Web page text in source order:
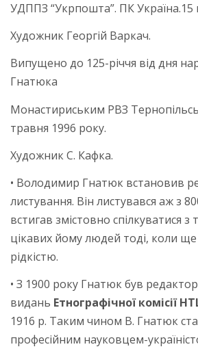
УДППЗ “Укрпошта”. ПК Україна.15
Художник Георгій Варкач.
Випущено до 125-річчя від дня
Гнатюка
Монастириським РВЗ
травня 1996 року.
Художник С. Кафка.
• Володимир Гнатюк встановив
листування. Він листувався аж з
встигав змістовно спілкуватися з
цікавих йому людей тоді, коли ще
рідкістю.
• З 1900 року Гнатюк був
видань Етнографічної комісії
1916 р. Таким чином В. Гнатюк
професійним науковцем-